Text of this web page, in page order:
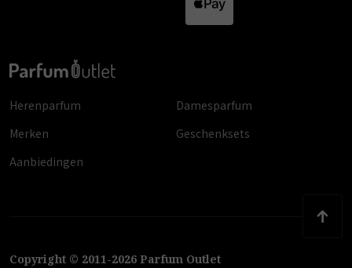
Herenparfum
Damesparfum
Merken
Geschenksets
Aanbiedingen
Copyright © 2011-2026 Parfum Outlet